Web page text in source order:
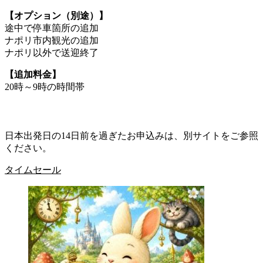
【オプション（別途）】
途中で停車箇所の追加
ナポリ市内観光の追加
ナポリ以外で送迎終了
【追加料金】
20時～9時の時間帯
日本出発日の14日前を過ぎたお申込みは、別サイトをご参照
ください。
タイムセール